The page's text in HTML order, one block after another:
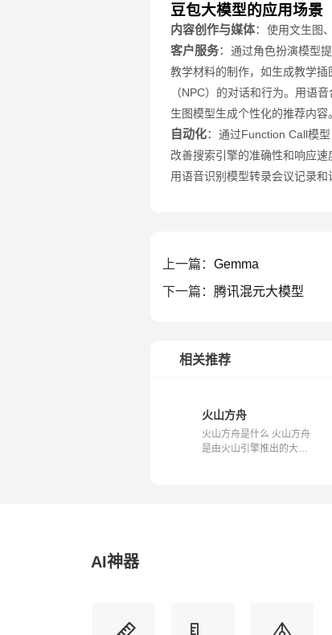
豆包大模型的应用场景
内容创作与媒体： 使用文生图
客户服务： 通过角色扮演模型
教学材料的制作，如生成教学插
（NPC）的对话和行为。 用语音
生图模型生成个性化的推荐内容。
自动化： 通过Function Call模型
改善搜索引擎的准确性和响应速
用语音识别模型转录会议记录和
上一篇： Gemma
下一篇： 腾讯混元大模型
相关推荐
火山方舟
火山方舟是什么 火山方舟
是由火山引擎推出的大模
AI神器